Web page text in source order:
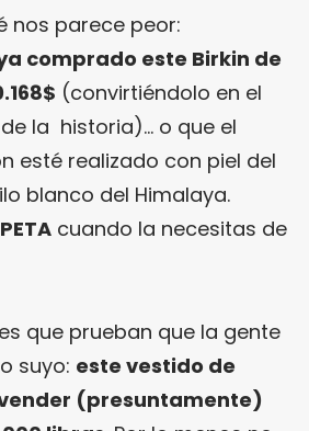
nos parece peor:
comprado este Birkin de
(convirtiéndolo en el
la historia)… o que el
esté realizado con piel del
blanco del Himalaya.
PETA cuando la necesitas de
que prueban que la gente
suyo: este vestido de
vender (presuntamente)